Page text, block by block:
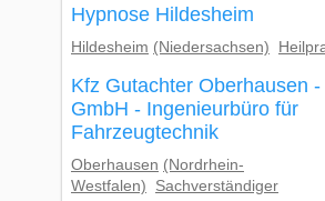
Hypnose Hildesheim
Hildesheim (Niedersachsen)
Kfz Gutachter Oberhausen -
GmbH - Ingenieurbüro für
Fahrzeugtechnik
Oberhausen (Nordrhein-
Westfalen)
Sachverständiger